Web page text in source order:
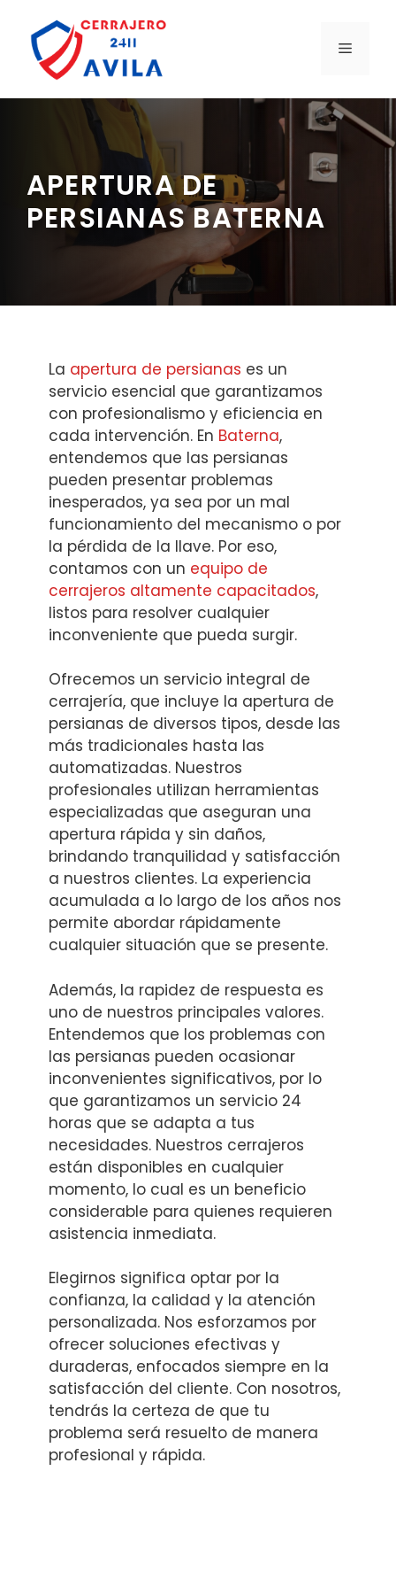
contenido
MENÚ
APERTURA DE
PERSIANAS BATERNA
La apertura de persianas es un
servicio esencial que garantizamos
con profesionalismo y eficiencia en
cada intervención. En Baterna,
entendemos que las persianas
pueden presentar problemas
inesperados, ya sea por un mal
funcionamiento del mecanismo o por
la pérdida de la llave. Por eso,
contamos con un equipo de
cerrajeros altamente capacitados,
listos para resolver cualquier
inconveniente que pueda surgir.
Ofrecemos un servicio integral de
cerrajería, que incluye la apertura de
persianas de diversos tipos, desde las
más tradicionales hasta las
automatizadas. Nuestros
profesionales utilizan herramientas
especializadas que aseguran una
apertura rápida y sin daños,
brindando tranquilidad y satisfacción
a nuestros clientes. La experiencia
acumulada a lo largo de los años nos
permite abordar rápidamente
cualquier situación que se presente.
Además, la rapidez de respuesta es
uno de nuestros principales valores.
Entendemos que los problemas con
las persianas pueden ocasionar
inconvenientes significativos, por lo
que garantizamos un servicio 24
horas que se adapta a tus
necesidades. Nuestros cerrajeros
están disponibles en cualquier
momento, lo cual es un beneficio
considerable para quienes requieren
asistencia inmediata.
Elegirnos significa optar por la
confianza, la calidad y la atención
personalizada. Nos esforzamos por
ofrecer soluciones efectivas y
duraderas, enfocados siempre en la
satisfacción del cliente. Con nosotros,
tendrás la certeza de que tu
problema será resuelto de manera
profesional y rápida.